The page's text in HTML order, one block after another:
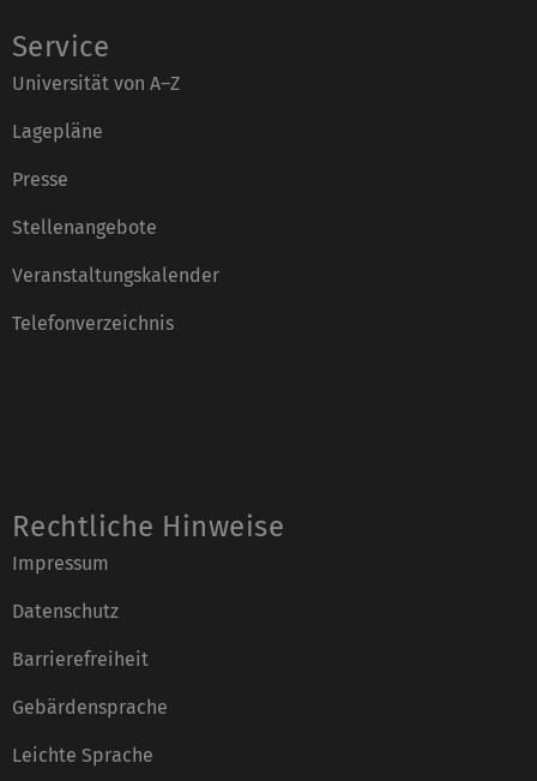
Service
Universität von A–Z
Lagepläne
Presse
Stellenangebote
Veranstaltungskalender
Telefonverzeichnis
Rechtliche Hinweise
Impressum
Datenschutz
Barrierefreiheit
Gebärdensprache
Leichte Sprache